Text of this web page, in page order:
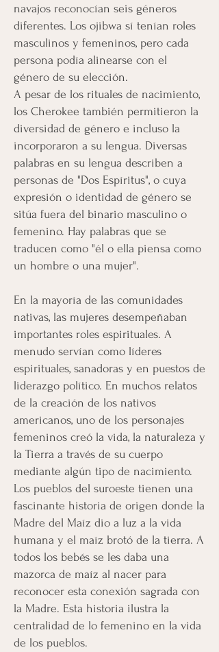
navajos reconocían seis géneros
diferentes. Los ojibwa sí tenían roles
masculinos y femeninos, pero cada
persona podía alinearse con el
género de su elección.
A pesar de los rituales de nacimiento,
los Cherokee también permitieron la
diversidad de género e incluso la
incorporaron a su lengua. Diversas
palabras en su lengua describen a
personas de "Dos Espíritus", o cuya
expresión o identidad de género se
sitúa fuera del binario masculino o
femenino. Hay palabras que se
traducen como "él o ella piensa como
un hombre o una mujer".
En la mayoría de las comunidades
nativas, las mujeres desempeñaban
importantes roles espirituales. A
menudo servían como líderes
espirituales, sanadoras y en puestos de
liderazgo político. En muchos relatos
de la creación de los nativos
americanos, uno de los personajes
femeninos creó la vida, la naturaleza y
la Tierra a través de su cuerpo
mediante algún tipo de nacimiento.
Los pueblos del suroeste tienen una
fascinante historia de origen donde la
Madre del Maíz dio a luz a la vida
humana y el maíz brotó de la tierra. A
todos los bebés se les daba una
mazorca de maíz al nacer para
reconocer esta conexión sagrada con
la Madre. Esta historia ilustra la
centralidad de lo femenino en la vida
de los pueblos.